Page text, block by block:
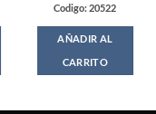
Codigo: 20522
AÑADIR AL
CARRITO